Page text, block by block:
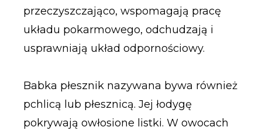
przeczyszczająco, wspomagają pracę
układu pokarmowego, odchudzają i
usprawniają układ odpornościowy.
Babka płesznik nazywana bywa również
pchlicą lub płesznicą. Jej łodygę
pokrywają owłosione listki. W owocach